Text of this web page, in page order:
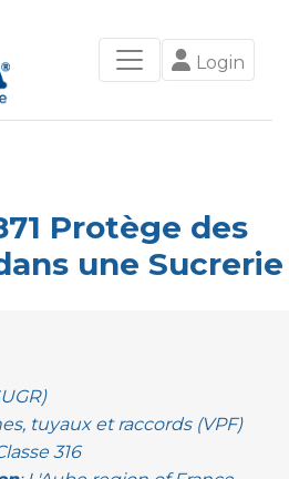
Login
Protège des
une Sucrerie
tuyaux et raccords (VPF)
316